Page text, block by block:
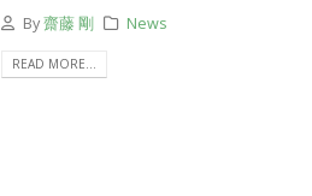
By齋藤 剛 News
READ MORE...